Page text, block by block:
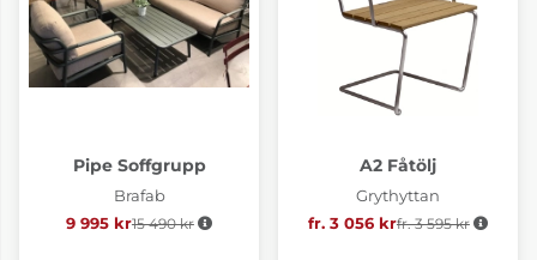
Pipe Soffgrupp
Brafab
9 995 kr Ordinarie pris:
15 490 kr
A2 Fåtölj
Grythyttan
fr. 3 056 krOrdinarie pris:
fr. 3 595 kr